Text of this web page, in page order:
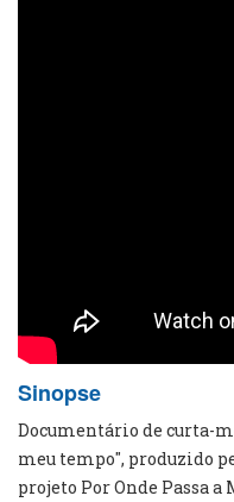
Sinopse
Documentário de curta-
meu tempo", produzido
projeto Por Onde Passa